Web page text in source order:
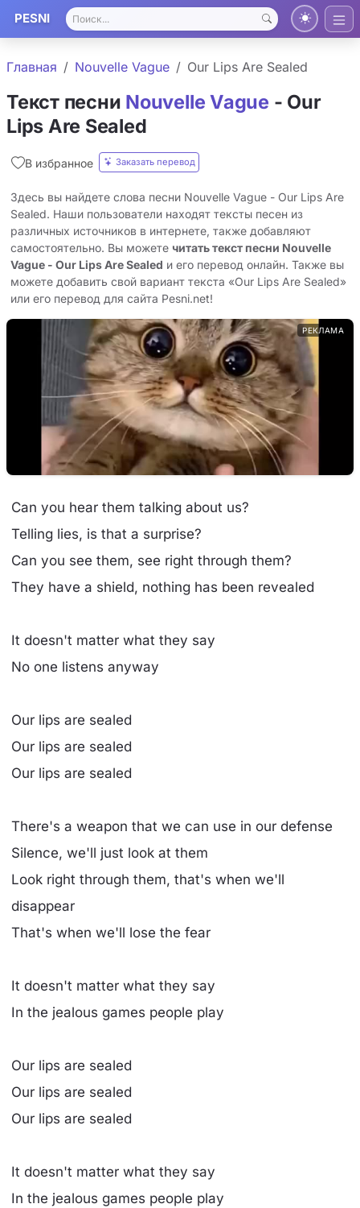
PESNI
Главная Nouvelle Vague Our Lips Are Sealed
Текст песни Nouvelle Vague - Our
Lips Are Sealed
В избранное Заказать перевод
Здесь вы найдете слова песни Nouvelle Vague - Our Lips Are
Sealed. Наши пользователи находят тексты песен из
различных источников в интернете, также добавляют
самостоятельно. Вы можете читать текст песни Nouvelle
Vague - Our Lips Are Sealed и его перевод онлайн. Также вы
можете добавить свой вариант текста «Our Lips Are Sealed»
или его перевод для сайта Pesni.net!
РЕКЛАМА
Can you hear them talking about us?
Telling lies, is that a surprise?
Can you see them, see right through them?
They have a shield, nothing has been revealed
It doesn't matter what they say
No one listens anyway
Our lips are sealed
Our lips are sealed
Our lips are sealed
There's a weapon that we can use in our defense
Silence, we'll just look at them
Look right through them, that's when we'll
disappear
That's when we'll lose the fear
It doesn't matter what they say
In the jealous games people play
Our lips are sealed
Our lips are sealed
Our lips are sealed
It doesn't matter what they say
In the jealous games people play